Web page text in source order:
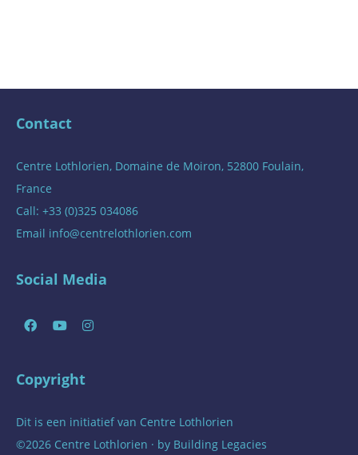
Contact
Centre Lothlorien, Domaine de Moiron, 52800 Foulain,
France
Call: +33 (0)325 034086
Email info@centrelothlorien.com
Social Media
Copyright
Dit is een initiatief van Centre Lothlorien
©2026 Centre Lothlorien · by Building Legacies